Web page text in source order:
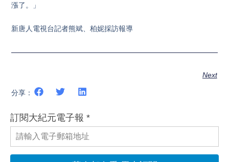
漲了。」
新唐人電視台記者熊斌、柏妮採訪報導
Next
分享：